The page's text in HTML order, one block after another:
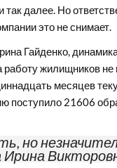
так далее. Но
это не снимает.
Гайденко,
работу жилищников не
месяцев
поступило 21606
но
Ирина